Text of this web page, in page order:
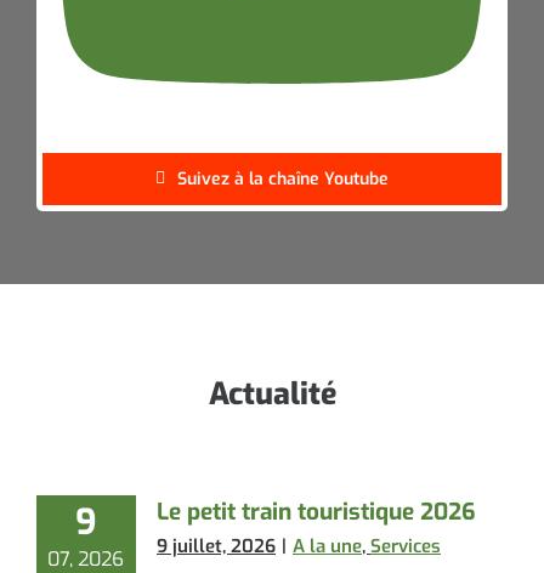
Suivez à la chaîne Youtube
Actualité
9
07, 2026
Le petit train touristique 2026
9 juillet, 2026 | A la une, Services